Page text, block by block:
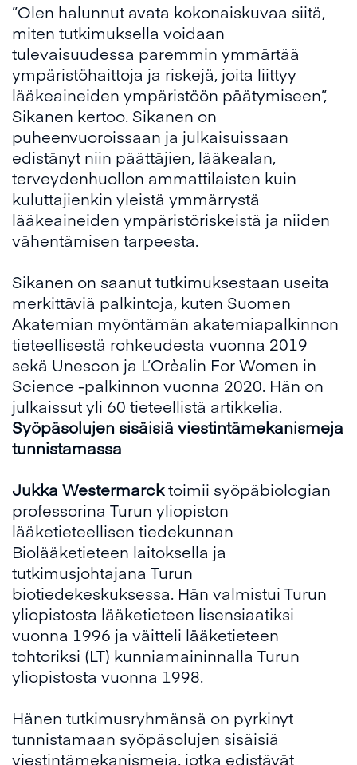
”Olen halunnut avata kokonaiskuvaa siitä,
miten tutkimuksella voidaan
tulevaisuudessa paremmin ymmärtää
ympäristöhaittoja ja riskejä, joita liittyy
lääkeaineiden ympäristöön päätymiseen”,
Sikanen kertoo. Sikanen on
puheenvuoroissaan ja julkaisuissaan
edistänyt niin päättäjien, lääkealan,
terveydenhuollon ammattilaisten kuin
kuluttajienkin yleistä ymmärrystä
lääkeaineiden ympäristöriskeistä ja niiden
vähentämisen tarpeesta.
Sikanen on saanut tutkimuksestaan useita
merkittäviä palkintoja, kuten Suomen
Akatemian myöntämän akatemiapalkinnon
tieteellisestä rohkeudesta vuonna 2019
sekä Unescon ja L’Orèalin For Women in
Science -palkinnon vuonna 2020. Hän on
julkaissut yli 60 tieteellistä artikkelia.
Syöpäsolujen sisäisiä viestintämekanismeja
tunnistamassa
Jukka Westermarcktoimii syöpäbiologian
professorina Turun yliopiston
lääketieteellisen tiedekunnan
Biolääketieteen laitoksella ja
tutkimusjohtajana Turun
biotiedekeskuksessa. Hän valmistui Turun
yliopistosta lääketieteen lisensiaatiksi
vuonna 1996 ja väitteli lääketieteen
tohtoriksi (LT) kunniamaininnalla Turun
yliopistosta vuonna 1998.
Hänen tutkimusryhmänsä on pyrkinyt
tunnistamaan syöpäsolujen sisäisiä
viestintämekanismeja, jotka edistävät